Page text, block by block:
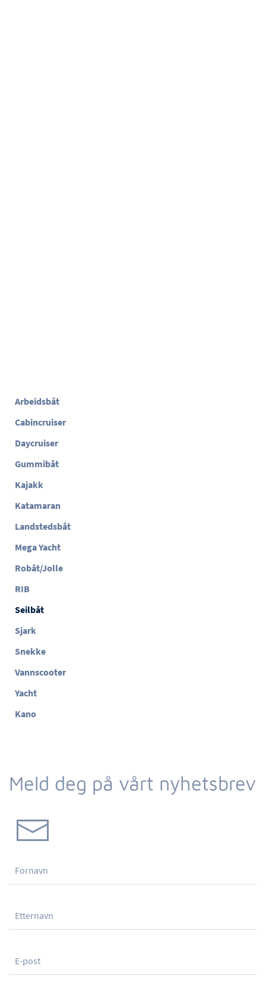
Arbeidsbåt
Cabincruiser
Daycruiser
Gummibåt
Kajakk
Katamaran
Landstedsbåt
Mega Yacht
Robåt/Jolle
RIB
Seilbåt
Sjark
Snekke
Vannscooter
Yacht
Kano
Meld deg på vårt nyhetsbrev